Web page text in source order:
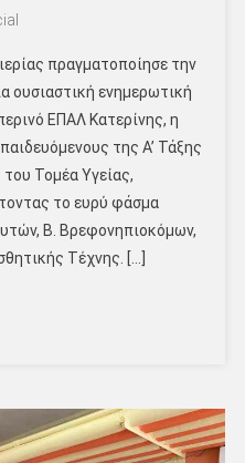
πραγματοποίησε την
ουσιαστική ενημερωτική
ΕΠΑΛ Κατερίνης, η
της Α’ Τάξης
του Τομέα Υγείας,
το ευρύ φάσμα
Β. Βρεφονηπιοκόμων,
Τέχνης. […]